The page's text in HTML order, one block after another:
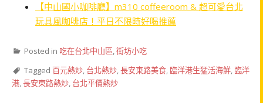
【中山國小咖啡廳】m310 coffeeroom & 超可愛台北
玩具風咖啡店！平日不限時好喝推薦
Posted in 吃在台北中山區,街坊小吃
Tagged 百元熱炒, 台北熱炒,長安東路美食, 臨洋港生猛活海鮮, 臨洋
港,長安東路熱炒, 台北平價熱炒